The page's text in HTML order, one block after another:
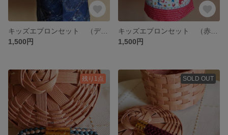
1,500円
1,500円
残り1点 SOLD OUT